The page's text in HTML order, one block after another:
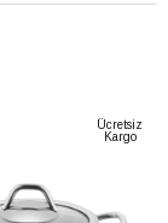
Ücretsiz
Kargo